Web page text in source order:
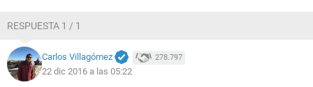
RESPUESTA 1 / 1
Carlos Villagómez 278.797
22 dic 2016 a las 05:22